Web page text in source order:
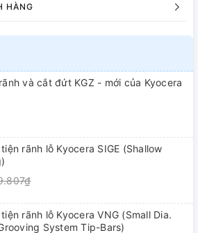
HÀNG
và cắt đứt KGZ - mới của Kyocera
rãnh lỗ Kyocera SIGE (Shallow
rãnh lỗ Kyocera VNG (Small Dia.
System Tip-Bars)